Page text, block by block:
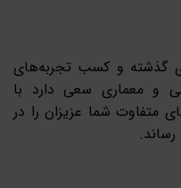
گذشته و کسب تجربه‌های
و معماری سعی دارد با
متفاوت شما عزیزان را در